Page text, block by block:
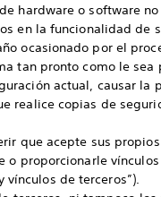
hardware o software
en la funcionalidad de
ocasionado por el
tan pronto como le
actual, causar la
realice copias de
que acepte sus
proporcionarle
de terceros”).